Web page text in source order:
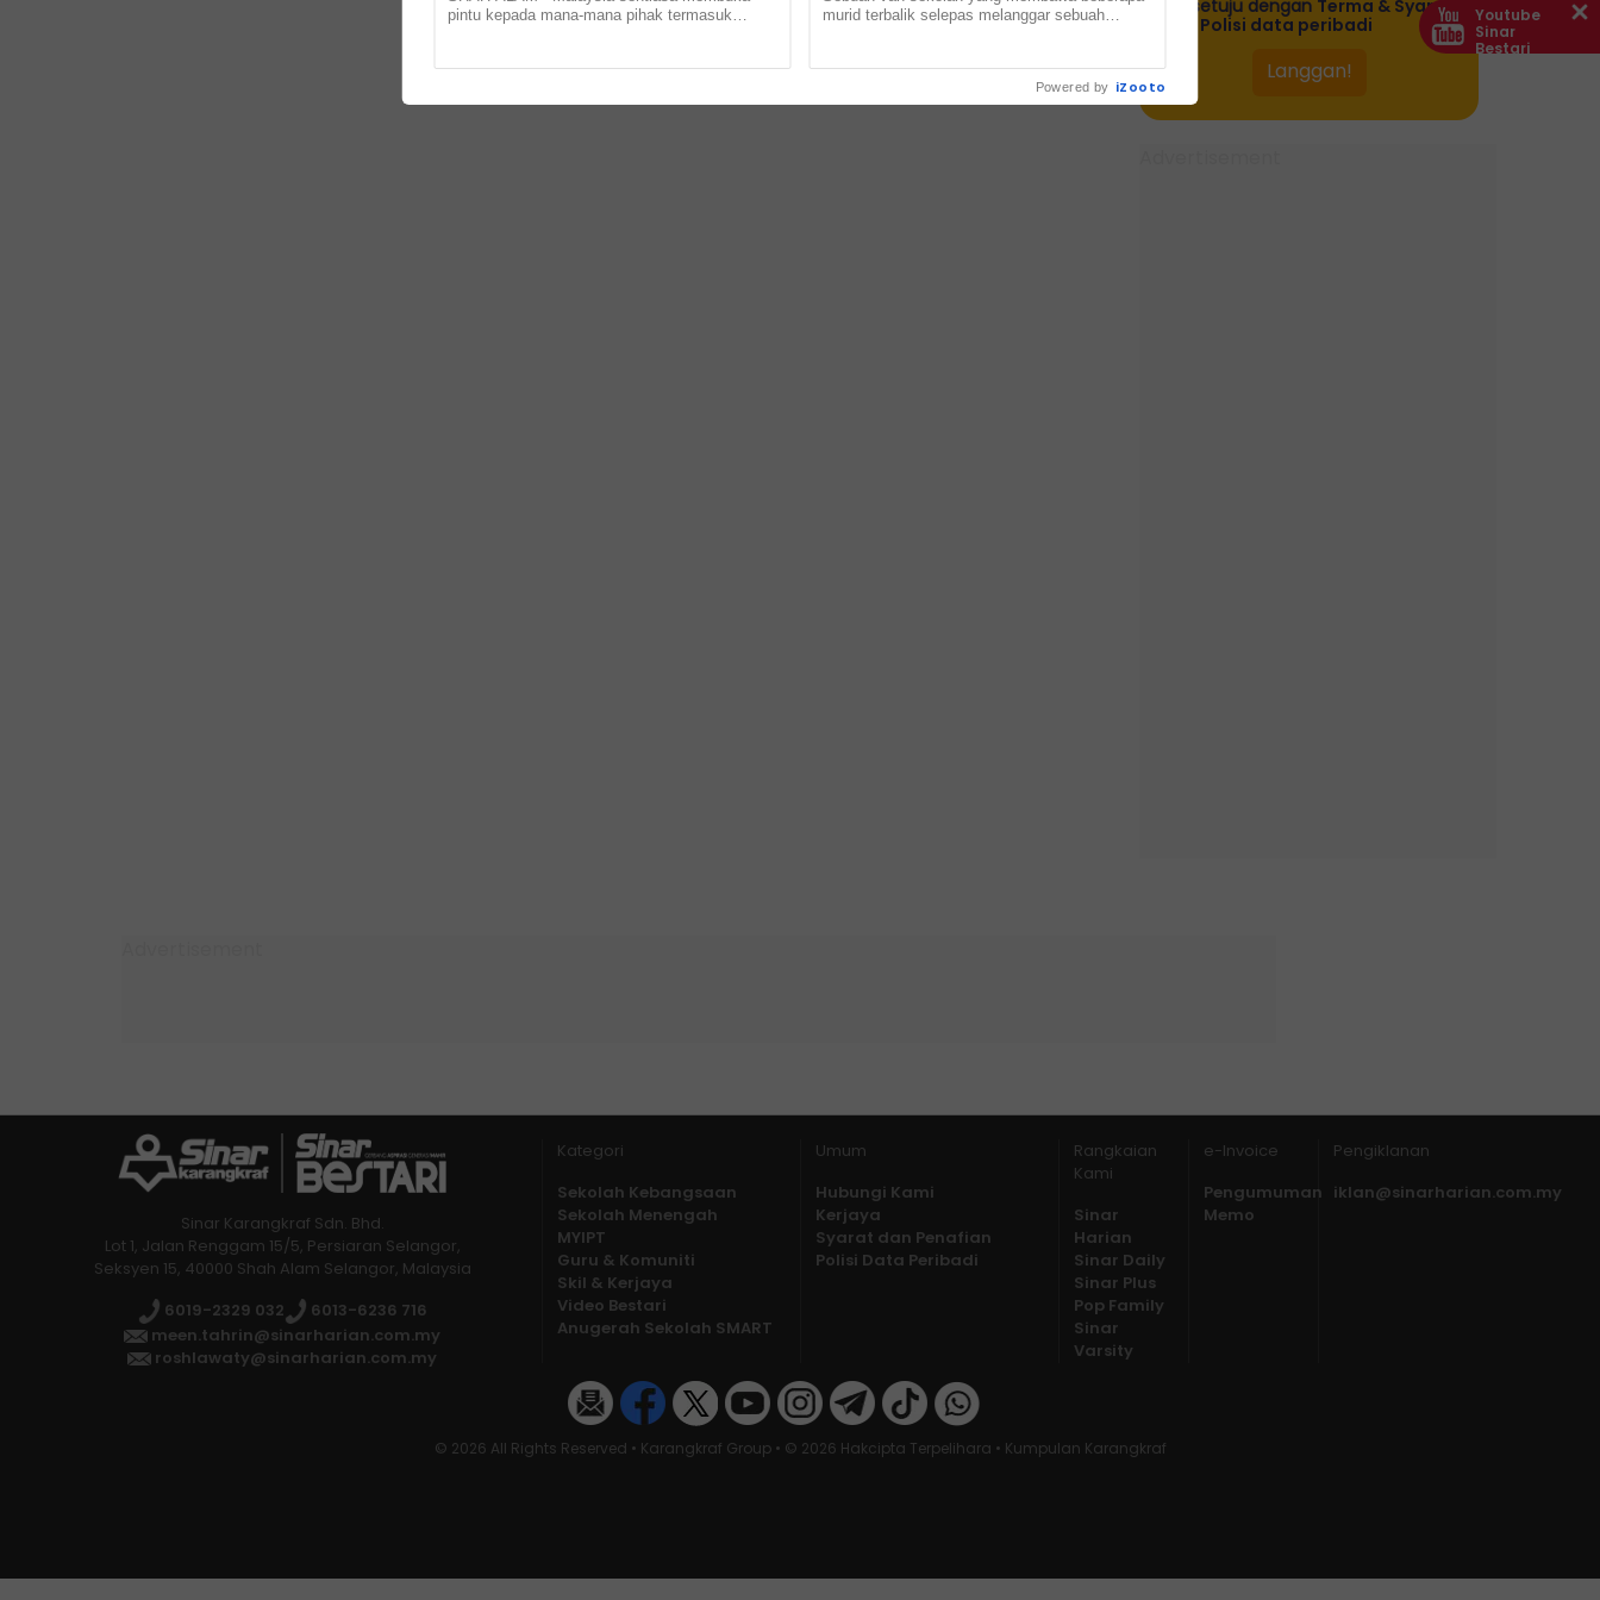
bersetuju dengan Terma & Syarat
Polisi data peribadi
Sinar Karangkraf Sdn. Bhd.
Lot 1, Jalan Renggam 15/5, Persiaran Selangor,
Seksyen 15, 40000 Shah Alam Selangor, Malaysia
6019-2329 032
6013-6236 716
meen.tahrin@sinarharian.com.my
roshlawaty@sinarharian.com.my
Kategori
Sekolah Kebangsaan
Sekolah Menengah
MYIPT
Guru & Komuniti
Skil & Kerjaya
Video Bestari
Anugerah Sekolah SMART
Umum
Hubungi Kami
Kerjaya
Syarat dan Penafian
Polisi Data Peribadi
Rangkaian
Kami
Sinar
Harian
Sinar Daily
Sinar Plus
Pop Family
Sinar
Varsity
e-Invoice
Pengumuman
Memo
Pengiklanan
iklan@sinarharian.com.my
© 2026 All Rights Reserved • Karangkraf Group • © 2026 Hakcipta Terpelihara • Kumpulan Karangkraf
Youtube
Sinar
Bestari
pintu kepada mana-mana pihak termasuk
murid terbalik selepas melanggar sebuah
Powered by iZooto